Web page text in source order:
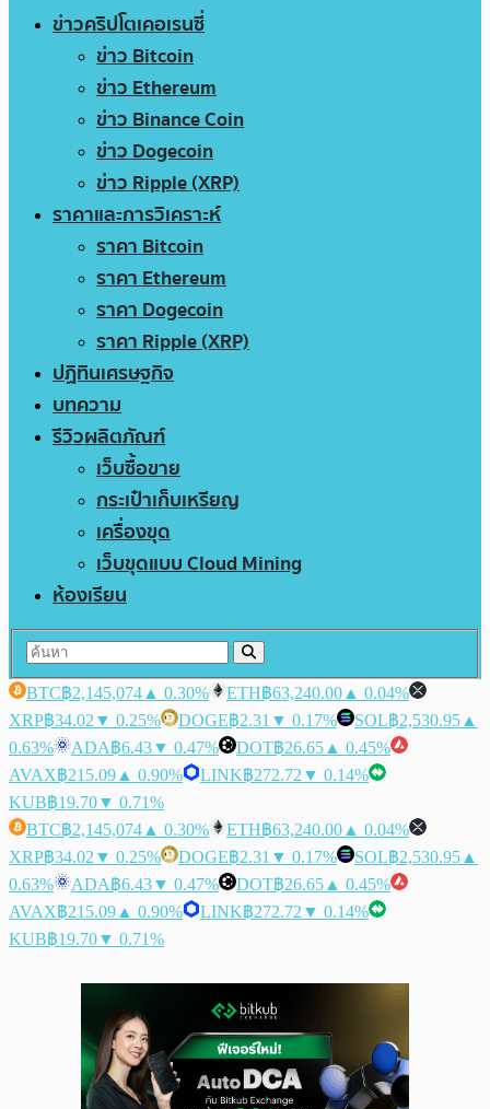
ข่าวคริปโตเคอเรนซี่
ข่าว Bitcoin
ข่าว Ethereum
ข่าว Binance Coin
ข่าว Dogecoin
ข่าว Ripple (XRP)
ราคาและการวิเคราะห์
ราคา Bitcoin
ราคา Ethereum
ราคา Dogecoin
ราคา Ripple (XRP)
ปฏิทินเศรษฐกิจ
บทความ
รีวิวผลิตภัณฑ์
เว็บซื้อขาย
กระเป๋าเก็บเหรียญ
เครื่องขุด
เว็บขุดแบบ Cloud Mining
ห้องเรียน
BTC฿2,145,074 ▲ 0.30% ETH฿63,240.00 ▲ 0.04%
XRP฿34.02 ▼ 0.25% DOGE฿2.31 ▼ 0.17% SOL฿2,530.95 ▲
0.63%
ADA฿6.43▼ 0.47% DOT฿26.65 ▲ 0.45%
AVAX฿215.09 ▲ 0.90% LINK฿272.72 ▼ 0.14%
KUB฿19.70▼ 0.71%
BTC฿2,145,074 ▲ 0.30% ETH฿63,240.00 ▲ 0.04%
XRP฿34.02 ▼ 0.25% DOGE฿2.31 ▼ 0.17% SOL฿2,530.95 ▲
0.63%
ADA฿6.43▼ 0.47% DOT฿26.65 ▲ 0.45%
AVAX฿215.09 ▲ 0.90% LINK฿272.72 ▼ 0.14%
KUB฿19.70▼ 0.71%